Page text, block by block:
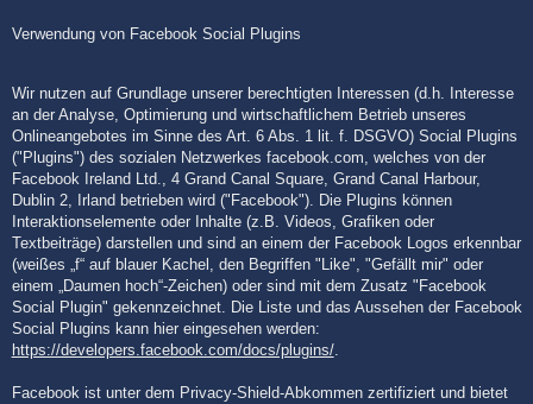
Verwendung von Facebook Social Plugins
Wir nutzen auf Grundlage unserer berechtigten Interessen (d.h. Interesse
an der Analyse, Optimierung und wirtschaftlichem Betrieb unseres
Onlineangebotes im Sinne des Art. 6 Abs. 1 lit. f. DSGVO) Social Plugins
("Plugins") des sozialen Netzwerkes facebook.com, welches von der
Facebook Ireland Ltd., 4 Grand Canal Square, Grand Canal Harbour,
Dublin 2, Irland betrieben wird ("Facebook"). Die Plugins können
Interaktionselemente oder Inhalte (z.B. Videos, Grafiken oder
Textbeiträge) darstellen und sind an einem der Facebook Logos erkennbar
(weißes „f“ auf blauer Kachel, den Begriffen "Like", "Gefällt mir" oder
einem „Daumen hoch“-Zeichen) oder sind mit dem Zusatz "Facebook
Social Plugin" gekennzeichnet. Die Liste und das Aussehen der Facebook
Social Plugins kann hier eingesehen werden:
https://developers.facebook.com/docs/plugins/.
Facebook ist unter dem Privacy-Shield-Abkommen zertifiziert und bietet